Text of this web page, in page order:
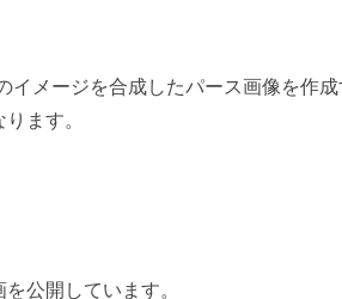
メージを合成したパース画像を作
ます。
公開しています。